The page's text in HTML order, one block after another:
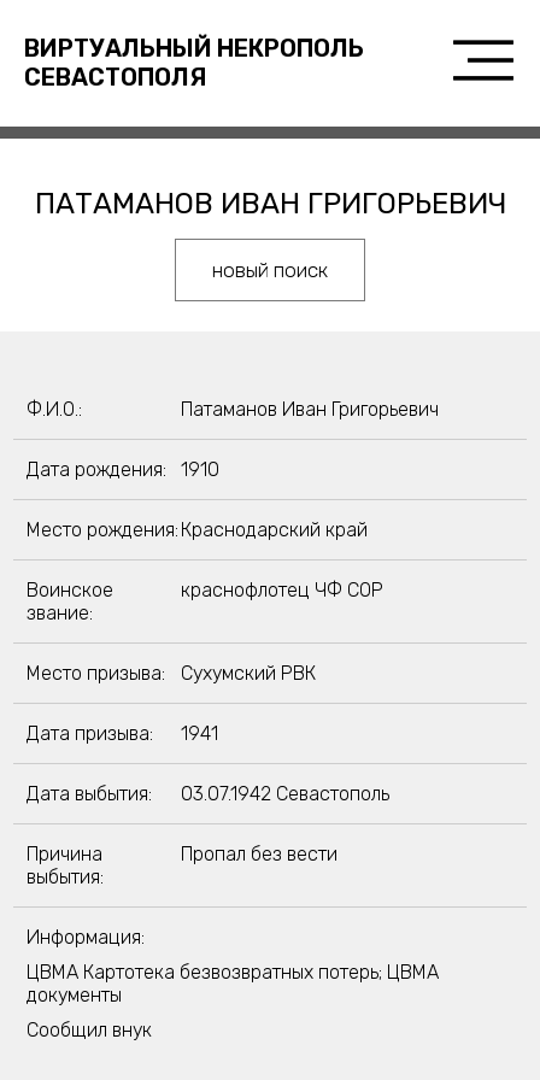
ВИРТУАЛЬНЫЙ НЕКРОПОЛЬ
СЕВАСТОПОЛЯ
ПАТАМАНОВ ИВАН ГРИГОРЬЕВИЧ
новый поиск
Ф.И.О.: Патаманов Иван Григорьевич
Дата рождения: 1910
Место рождения: Краснодарский край
Воинское
звание:
краснофлотец ЧФ СОР
Место призыва: Сухумский РВК
Дата призыва: 1941
Дата выбытия: 03.07.1942 Севастополь
Причина
выбытия:
Пропал без вести
Информация:
ЦВМА Картотека безвозвратных потерь; ЦВМА
документы
Сообщил внук